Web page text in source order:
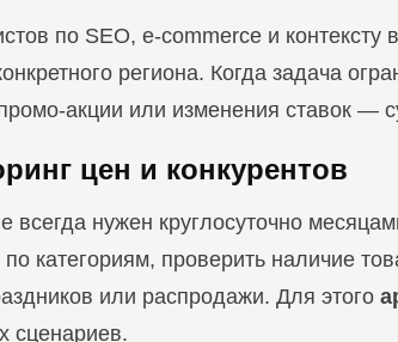
по SEO, e-commerce и контексту
региона. Когда задача
акции или изменения ставок —
цен и конкурентов
всегда нужен круглосуточно
категориям, проверить наличие
или распродажи. Для этого
сценариев.